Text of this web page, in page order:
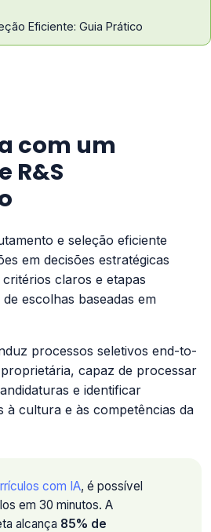
Eficiente: Guia Prático
com um
R&S
e seleção eficiente
em decisões estratégicas
claros e etapas
escolhas baseadas em
processos seletivos end-to-
capaz de processar
e identificar
à cultura e às competências da
com IA, é possível
em 30 minutos. A
alcança 85% de